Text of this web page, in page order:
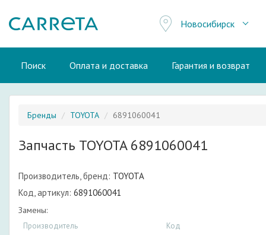
Новосибирск
Поиск Оплата и доставка Гарантия и возврат
Бренды TOYOTA 6891060041
Запчасть TOYOTA 6891060041
Производитель, бренд: TOYOTA
Код, артикул: 6891060041
Замены:
Производитель Код